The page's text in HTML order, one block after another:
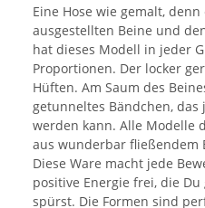
Eine Hose wie gemalt,
ausgestellten Beine und
hat dieses Modell in jeder
Proportionen. Der locker
Hüften. Am Saum des
getunneltes Bändchen,
werden kann. Alle Modelle
aus wunderbar fließendem
Diese Ware macht jede
positive Energie frei, die
spürst. Die Formen sind